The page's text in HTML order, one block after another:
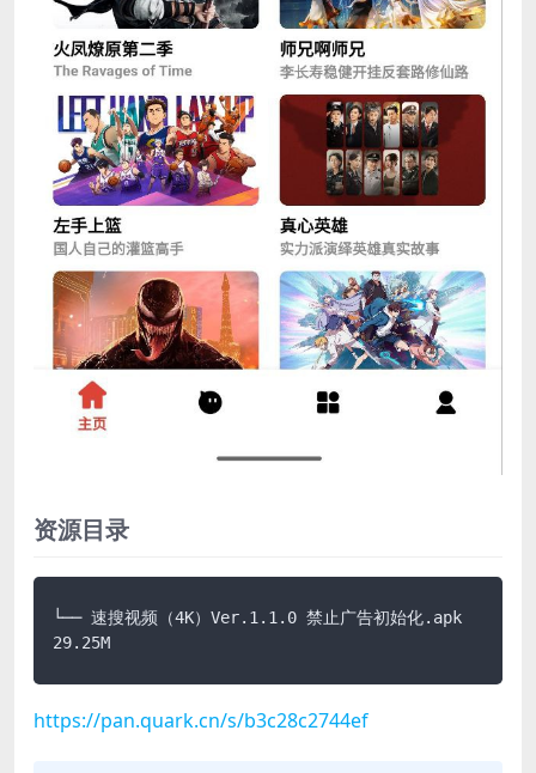
资源目录
└── 速搜视频（4K）Ver.1.1.0 禁止广告初始化.apk
29.25M
https://pan.quark.cn/s/b3c28c2744ef